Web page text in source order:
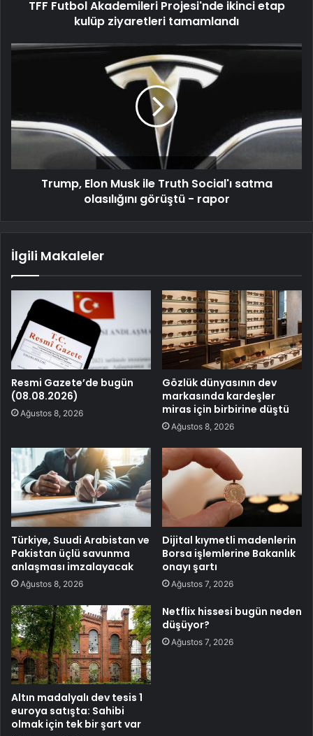
TFF Futbol Akademileri Projesi'nde ikinci etap
kulüp ziyaretleri tamamlandı
Trump, Elon Musk ile Truth Social'ı satma
olasılığını görüştü - rapor
İlgili Makaleler
Resmi Gazete’de bugün
(08.08.2026)
Ağustos 8, 2026
Gözlük dünyasının dev
markasında kardeşler
miras için birbirine düştü
Ağustos 8, 2026
Türkiye, Suudi Arabistan ve
Pakistan üçlü savunma
anlaşması imzalayacak
Ağustos 8, 2026
Dijital kıymetli madenlerin
Borsa işlemlerine Bakanlık
onayı şartı
Ağustos 7, 2026
Altın madalyalı dev tesis 1
euroya satışta: Sahibi
olmak için tek bir şart var
Netflix hissesi bugün neden
düşüyor?
Ağustos 7, 2026